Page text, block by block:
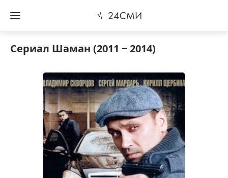
Сериал Шаман (2011 ‒ 2014)